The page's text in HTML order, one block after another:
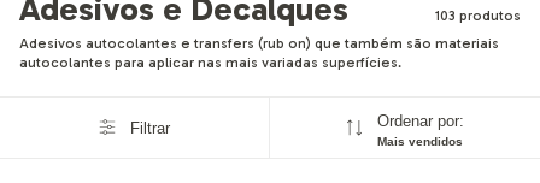
Adesivos e Decalques
103 produtos
Adesivos autocolantes e transfers (rub on) que também são materiais
autocolantes para aplicar nas mais variadas superfícies.
Filtrar Ordenar por:
Mais vendidos